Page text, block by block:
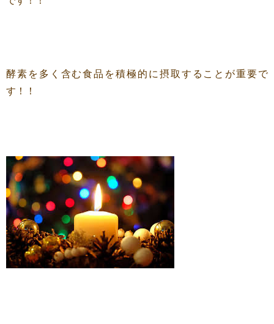
酵素を多く含む食品を積極的に摂取することが重要で
す！！